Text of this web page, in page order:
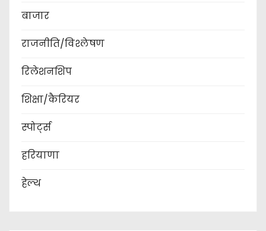
बाजार
राजनीति/विश्लेषण
रिलेशनशिप
शिक्षा/कैरियर
स्पोर्ट्स
हरियाणा
हेल्थ